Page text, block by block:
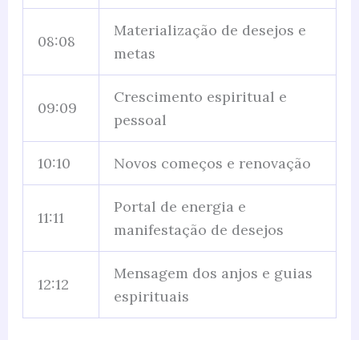
08:08
Materialização de desejos e
metas
09:09
Crescimento espiritual e
pessoal
10:10 Novos começos e renovação
11:11
Portal de energia e
manifestação de desejos
12:12
Mensagem dos anjos e guias
espirituais